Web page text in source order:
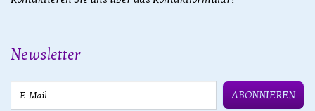
Newsletter
ABONNIEREN